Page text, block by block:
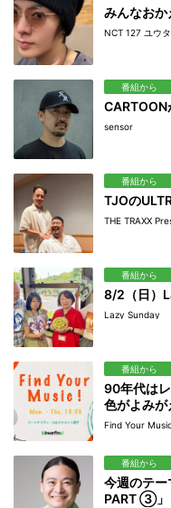
みんなおか
NCT 127 ユウ
番組から
CARTOON
sensor
番組から
TJOの
THE TRAXX
番組から
8/2（日）
Lazy Sunday
番組から
90年代は
色がよみが
Find Your
番組から
今週のテー
PART ③」